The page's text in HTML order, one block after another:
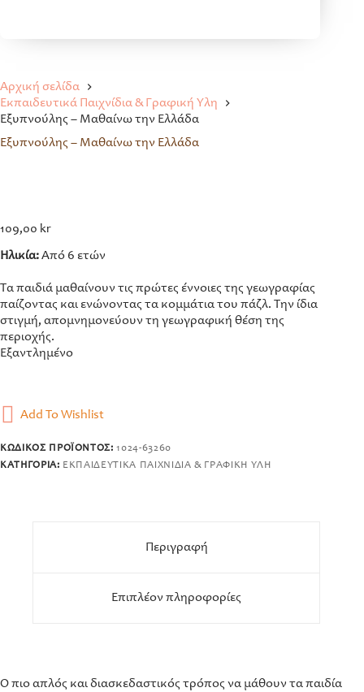
Αρχική σελίδα
Εκπαιδευτικά Παιχνίδια & Γραφική Ύλη
Εξυπνούλης – Mαθαίνω την Eλλάδα
Εξυπνούλης – Mαθαίνω την Eλλάδα
109,00 kr
Ηλικία:Από 6 ετών
Τα παιδιά μαθαίνουν τις πρώτες έννοιες της γεωγραφίας
παίζοντας και ενώνοντας τα κομμάτια του πάζλ. Την ίδια
στιγμή, απομνημονεύουν τη γεωγραφική θέση της
περιοχής.
Εξαντλημένο
Add To Wishlist
ΚΩΔΙΚΌΣ ΠΡΟΪΌΝΤΟΣ:1024-63260
ΚΑΤΗΓΟΡΊΑ: ΕΚΠΑΙΔΕΥΤΙΚΆ ΠΑΙΧΝΊΔΙΑ & ΓΡΑΦΙΚΉ ΎΛΗ
Περιγραφή
Επιπλέον πληροφορίες
Ο πιο απλός και διασκεδαστικός τρόπος να μάθουν τα παιδία